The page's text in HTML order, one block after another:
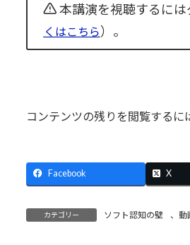
本講演を視聴するに
くはこちら）。
コンテンツの残りを閲覧するに
Facebook X
カテゴリー ソフト認知の壁 、 動